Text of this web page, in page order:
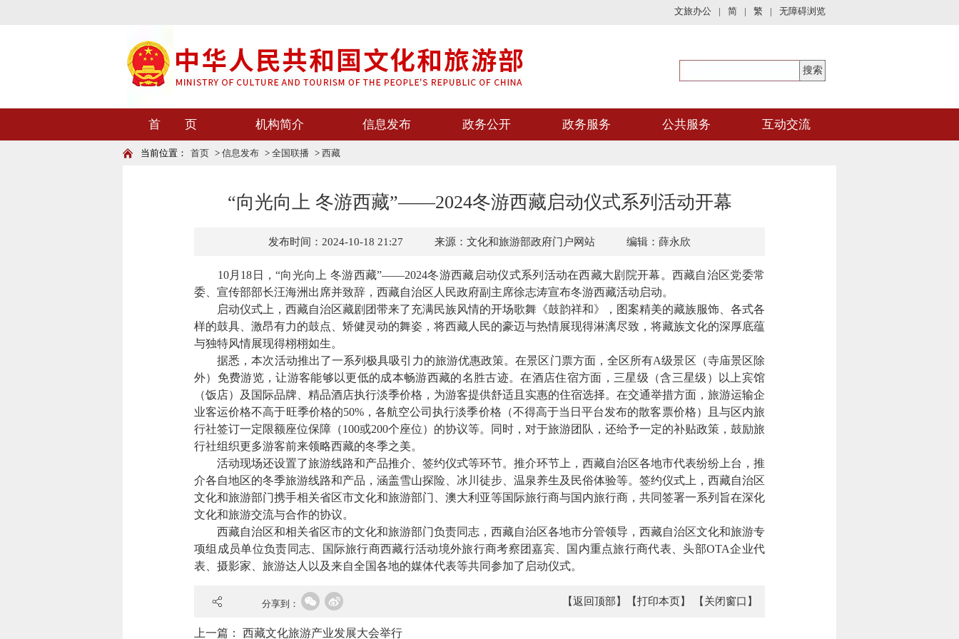
文旅办公 | 简 | 繁 | 无障碍浏览
首 页 机构简介 信息发布 政务公开 政务服务 公共服务 互动交流
当前位置： 首页 > 信息发布 > 全国联播 > 西藏
“向光向上 冬游西藏”——2024冬游西藏启动仪式系列活动开幕
发布时间：2024-10-18 21:27 来源：文化和旅游部政府门户网站 编辑：薛永欣
10月18日，“向光向上 冬游西藏”——2024冬游西藏启动仪式系列活动在西藏大剧院开幕。西藏自治区党委常
委、宣传部部长汪海洲出席并致辞，西藏自治区人民政府副主席徐志涛宣布冬游西藏活动启动。
启动仪式上，西藏自治区藏剧团带来了充满民族风情的开场歌舞《鼓韵祥和》，图案精美的藏族服饰、各式各
样的鼓具、激昂有力的鼓点、矫健灵动的舞姿，将西藏人民的豪迈与热情展现得淋漓尽致，将藏族文化的深厚底蕴
与独特风情展现得栩栩如生。
据悉，本次活动推出了一系列极具吸引力的旅游优惠政策。在景区门票方面，全区所有A级景区（寺庙景区除
外）免费游览，让游客能够以更低的成本畅游西藏的名胜古迹。在酒店住宿方面，三星级（含三星级）以上宾馆
（饭店）及国际品牌、精品酒店执行淡季价格，为游客提供舒适且实惠的住宿选择。在交通举措方面，旅游运输企
业客运价格不高于旺季价格的50%，各航空公司执行淡季价格（不得高于当日平台发布的散客票价格）且与区内旅
行社签订一定限额座位保障（100或200个座位）的协议等。同时，对于旅游团队，还给予一定的补贴政策，鼓励旅
行社组织更多游客前来领略西藏的冬季之美。
活动现场还设置了旅游线路和产品推介、签约仪式等环节。推介环节上，西藏自治区各地市代表纷纷上台，推
介各自地区的冬季旅游线路和产品，涵盖雪山探险、冰川徒步、温泉养生及民俗体验等。签约仪式上，西藏自治区
文化和旅游部门携手相关省区市文化和旅游部门、澳大利亚等国际旅行商与国内旅行商，共同签署一系列旨在深化
文化和旅游交流与合作的协议。
西藏自治区和相关省区市的文化和旅游部门负责同志，西藏自治区各地市分管领导，西藏自治区文化和旅游专
项组成员单位负责同志、国际旅行商西藏行活动境外旅行商考察团嘉宾、国内重点旅行商代表、头部OTA企业代
表、摄影家、旅游达人以及来自全国各地的媒体代表等共同参加了启动仪式。
分享到： 【返回顶部】 【打印本页】 【关闭窗口】
上一篇： 西藏文化旅游产业发展大会举行